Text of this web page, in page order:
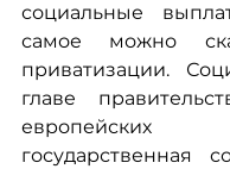
социальные
самое можно
приватизации.
главе
европейских
государственная